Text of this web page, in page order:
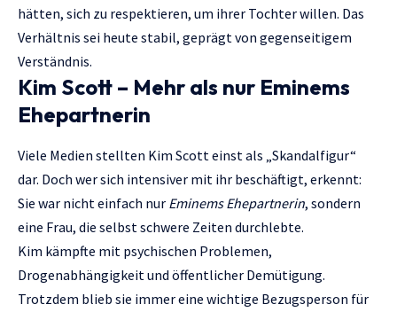
hätten, sich zu respektieren, um ihrer Tochter willen. Das
Verhältnis sei heute stabil, geprägt von gegenseitigem
Verständnis.
Kim Scott – Mehr als nur Eminems
Ehepartnerin
Viele Medien stellten Kim Scott einst als „Skandalfigur“
dar. Doch wer sich intensiver mit ihr beschäftigt, erkennt:
Sie war nicht einfach nur Eminems Ehepartnerin, sondern
eine Frau, die selbst schwere Zeiten durchlebte.
Kim kämpfte mit psychischen Problemen,
Drogenabhängigkeit und öffentlicher Demütigung.
Trotzdem blieb sie immer eine wichtige Bezugsperson für